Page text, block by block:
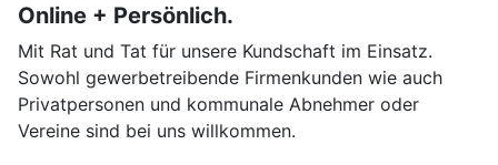
Online + Persönlich.
Mit Rat und Tat für unsere Kundschaft im Einsatz.
Sowohl gewerbetreibende Firmenkunden wie auch
Privatpersonen und kommunale Abnehmer oder
Vereine sind bei uns willkommen.